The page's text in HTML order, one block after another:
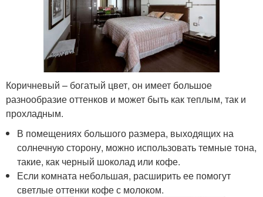
Коричневый – богатый цвет, он имеет большое
разнообразие оттенков и может быть как теплым, так и
прохладным.
В помещениях большого размера, выходящих на
солнечную сторону, можно использовать темные тона,
такие, как черный шоколад или кофе.
Если комната небольшая, расширить ее помогут
светлые оттенки кофе с молоком.